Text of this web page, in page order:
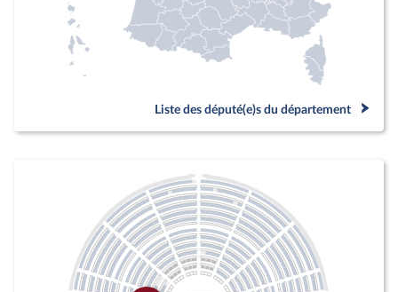
Liste des député(e)s du département